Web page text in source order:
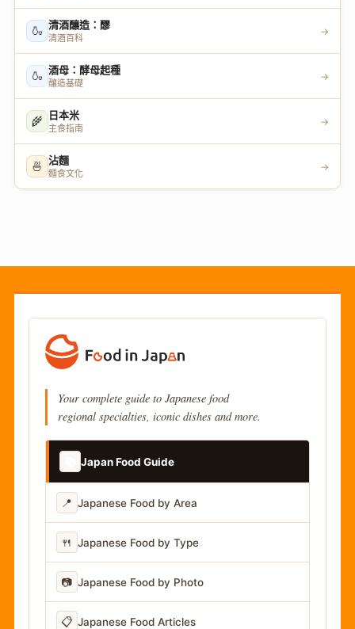
🍶 清酒釀造：醪
清酒百科
→
🍶 酒母：酵母起種
釀造基礎
→
🌾 日本米
主食指南
→
🍜 沾麵
麵食文化
→
Your complete guide to Japanese food
regional specialties, iconic dishes and more.
Japan Food Guide
📍 Japanese Food by Area
🍴 Japanese Food by Type
📷 Japanese Food by Photo
📋 Japanese Food Articles